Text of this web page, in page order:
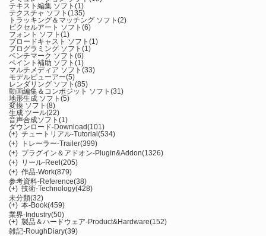
テキスト編集 ソフト (1)
テクスチャ ソフト (135)
トラッキング＆マッチング ソフト (2)
ピクセルアート ソフト (6)
フォント ソフト (1)
ブロードキャスト ソフト (1)
プログラミング ソフト (1)
ベンチマーク ソフト (6)
ペイント補助 ソフト (1)
マルチメディア ソフト (33)
モデルビューアー(5)
レンダリング ソフト (85)
動画編集＆コンポジット ソフト (31)
地形生成 ソフト (5)
変換 ソフト (8)
生成 ツール(22)
音声合成ソフト (1)
ダウンロード-Download(101)
(+) チュートリアル-Tutorial(534)
(+)
トレーラー-Trailer(399)
(+) プラグイン＆アドオン-Plugin&Addon(1326)
(+) リール-Reel(205)
(+) 作品-Work(879)
参考資料-Reference(38)
(+) 技術-Technology(428)
未分類(32)
(+) 本-Book(459)
業界-Industry(50)
(+) 製品＆ハードウェア-Product&Hardware(152)
雑記-RoughDiary(39)